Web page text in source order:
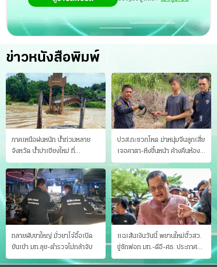
ข่าวหนังสือพิมพ์
ภาคเหนือฝนหนัก น้ำท่วมหลาย
จังหวัด นํ้าบ่าเชียงใหม่ ที่
แม่ฮ่องสอน ซัดสะพานขาด
ปวส.กะซวกโหด ฆ่าหนุ่มจีนลูกเสี่ย
เจอคาตา-หึงขึ้นหน้า ค้างคืนห้อง
แฟนสาว
ทลายผับขาใหญ่ มั่วยาโจ๋อื้อเปิด
ยันเช้า มท.ลุย-ตำรวจไม่กล้าจับ
แฉเส้นเงินวันนี้ พยานใหม่ฮั้วสว.
ขู่ซักฟอก มท.-ดีอี-ศธ. ประกาศ
บัญชีท้องถิ่น